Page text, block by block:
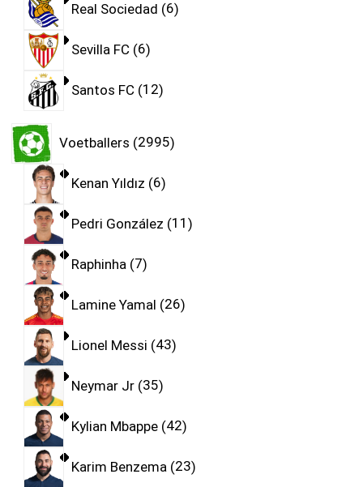
Real Sociedad 6
Sevilla FC 6
Santos FC 12
Voetballers 2995
Kenan Yıldız 6
Pedri González 11
Raphinha 7
Lamine Yamal 26
Lionel Messi 43
Neymar Jr 35
Kylian Mbappe 42
Karim Benzema 23